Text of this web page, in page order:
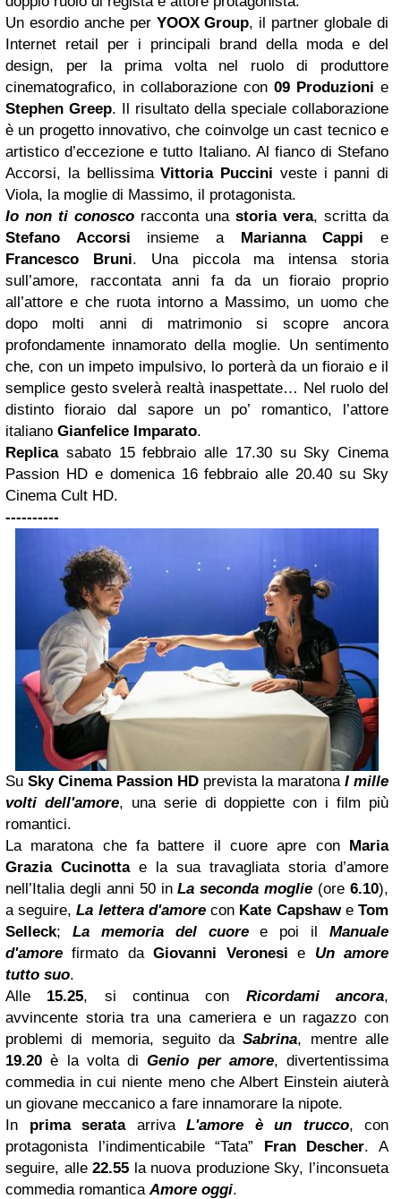
Un esordio anche per YOOX Group, il partner globale di
Internet retail per i principali brand della moda e del
design, per la prima volta nel ruolo di produttore
cinematografico, in collaborazione con 09 Produzioni e
Stephen Greep. Il risultato della speciale collaborazione
è un progetto innovativo, che coinvolge un cast tecnico e
artistico d’eccezione e tutto Italiano. Al fianco di Stefano
Accorsi, la bellissimaVittoria Puccini veste i panni di
Viola, la moglie di Massimo, il protagonista.
Io non ti conosco racconta una storia vera, scritta da
Stefano Accorsi insieme a Marianna Cappi e
Francesco Bruni. Una piccola ma intensa storia
sull’amore, raccontata anni fa da un fioraio proprio
all’attore e che ruota intorno a Massimo, un uomo che
dopo molti anni di matrimonio si scopre ancora
profondamente innamorato della moglie. Un sentimento
che, con un impeto impulsivo, lo porterà da un fioraio e il
semplice gesto svelerà realtà inaspettate… Nel ruolo del
distinto fioraio dal sapore un po’ romantico, l’attore
italiano Gianfelice Imparato.
Replicasabato 15 febbraio alle 17.30 su Sky Cinema
Passion HD e domenica 16 febbraio alle 20.40 su Sky
Cinema Cult HD.
----------
Su Sky Cinema Passion HD prevista la maratona I mille
volti dell'amore, una serie di doppiette con i film più
romantici.
La maratona che fa battere il cuore apre con Maria
Grazia Cucinottae la sua travagliata storia d’amore
nell’Italia degli anni 50 inLa seconda moglie (ore6.10),
a seguire,La lettera d'amorecon Kate CapshaweTom
Selleck; La memoria del cuoree poi il Manuale
d'amore firmato daGiovanni Veronesi e Un amore
tutto suo.
Alle 15.25, si continua con Ricordami ancora,
avvincente storia tra una cameriera e un ragazzo con
problemi di memoria, seguito daSabrina, mentre alle
19.20 è la volta diGenio per amore, divertentissima
commedia in cui niente meno che Albert Einstein aiuterà
un giovane meccanico a fare innamorare la nipote.
In prima serataarriva L'amore è un trucco, con
protagonista l’indimenticabile “Tata” Fran Descher. A
seguire, alle22.55 la nuova produzione Sky, l’inconsueta
commedia romantica Amore oggi.